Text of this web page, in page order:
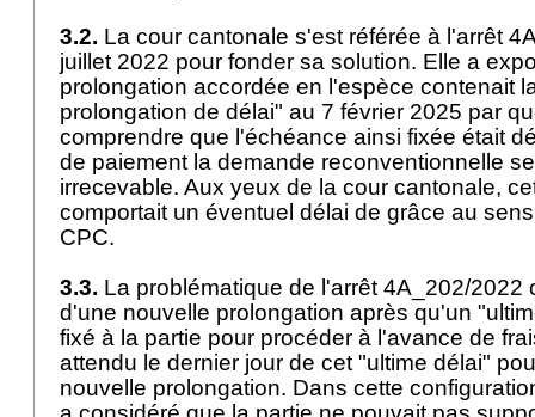
3.2. La cour cantonale s'est référée à l'arrêt
juillet 2022 pour fonder sa solution. Elle a
prolongation accordée en l'espèce contenait
prolongation de délai" au 7 février 2025 par
comprendre que l'échéance ainsi fixée était
de paiement la demande reconventionnelle
irrecevable. Aux yeux de la cour cantonale,
comportait un éventuel délai de grâce au
CPC.
3.3. La problématique de l'arrêt 4A_202/2022
d'une nouvelle prolongation après qu'un
fixé à la partie pour procéder à l'avance de
attendu le dernier jour de cet "ultime délai"
nouvelle prolongation. Dans cette